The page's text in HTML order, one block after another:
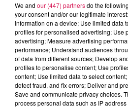
12h00 - 22h00
Les hits de Canal FM
We and our (447) partnersdo the
your consent and/or our legitimate
information on a device; Use limited data
profiles for personalised advertising; Use
advertising; Measure advertising
performance; Understand audiences
of data from different sources; Develop
profiles to personalise content; Use
content; Use limited data to select
detect fraud, and fix errors; Deliver and
Save and communicate privacy choices.
process personal data such as IP